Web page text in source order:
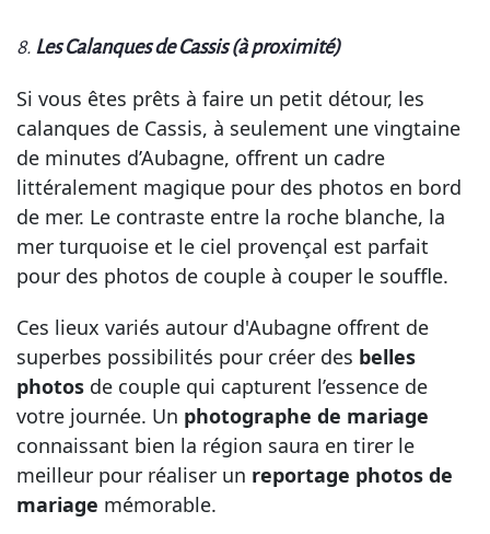
8. Les Calanques de Cassis (à proximité)
Si vous êtes prêts à faire un petit détour, les
calanques de Cassis, à seulement une vingtaine
de minutes d’Aubagne, offrent un cadre
littéralement magique pour des photos en bord
de mer. Le contraste entre la roche blanche, la
mer turquoise et le ciel provençal est parfait
pour des photos de couple à couper le souffle.
Ces lieux variés autour d'Aubagne offrent de
superbes possibilités pour créer des belles
photos de couple qui capturent l’essence de
votre journée. Un photographe de mariage
connaissant bien la région saura en tirer le
meilleur pour réaliser un reportage photos de
mariage mémorable.